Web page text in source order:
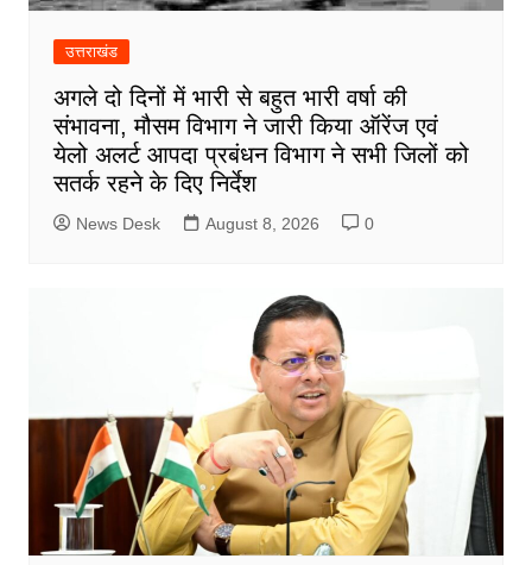
उत्तराखंड
अगले दो दिनों में भारी से बहुत भारी वर्षा की
संभावना, मौसम विभाग ने जारी किया ऑरेंज एवं
येलो अलर्ट आपदा प्रबंधन विभाग ने सभी जिलों को
सतर्क रहने के दिए निर्देश
News Desk August 8, 2026 0